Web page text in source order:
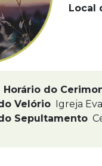
Local
Horário do
Velório Igreja
Sepultamento